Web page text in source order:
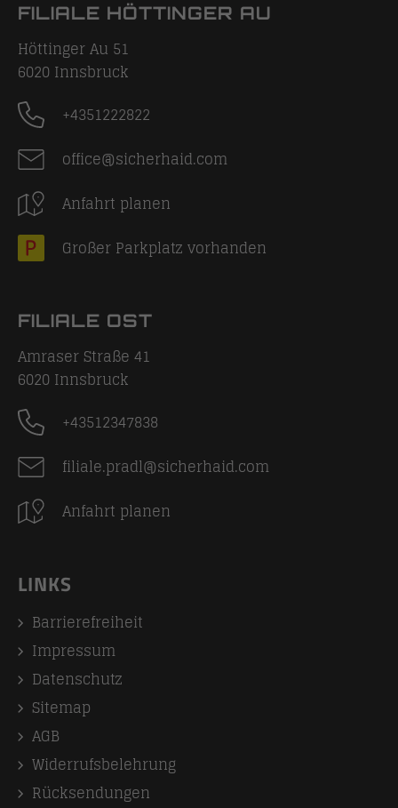
FILIALE HÖTTINGER AU
Höttinger Au 51
6020 Innsbruck
+4351222822
office@sicherhaid.com
Anfahrt planen
Großer Parkplatz vorhanden
FILIALE OST
Amraser Straße 41
6020 Innsbruck
+43512347838
filiale.pradl@sicherhaid.com
Anfahrt planen
LINKS
Barrierefreiheit
Impressum
Datenschutz
Sitemap
AGB
Widerrufsbelehrung
Rücksendungen